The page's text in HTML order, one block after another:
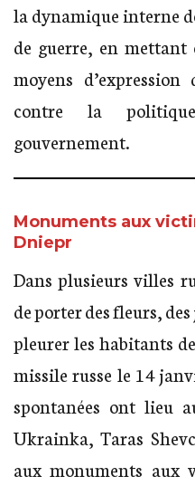
la dynamique interne
de guerre, en
moyens
contre la
gouvernement.
Monuments aux
Dniepr
Dans plusieurs villes
de porter des fleurs,
pleurer les habitants
missile russe le 14
spontanées ont lieu
Ukrainka, Taras
aux monuments aux